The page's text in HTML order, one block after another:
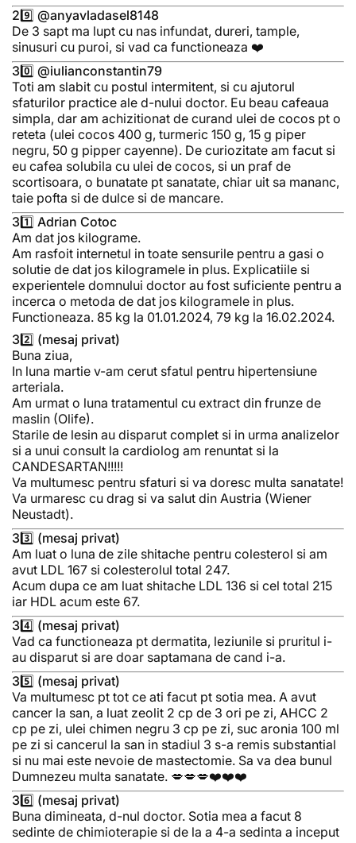
29️⃣ @anyavladasel8148
De 3 sapt ma lupt cu nas infundat, dureri, tample,
sinusuri cu puroi, si vad ca functioneaza ❤️
30️⃣ @iulianconstantin79
Toti am slabit cu postul intermitent, si cu ajutorul
sfaturilor practice ale d-nului doctor. Eu beau cafeaua
simpla, dar am achizitionat de curand ulei de cocos pt o
reteta (ulei cocos 400 g, turmeric 150 g, 15 g piper
negru, 50 g pipper cayenne). De curiozitate am facut si
eu cafea solubila cu ulei de cocos, si un praf de
scortisoara, o bunatate pt sanatate, chiar uit sa mananc,
taie pofta si de dulce si de mancare.
31️⃣ Adrian Cotoc
Am dat jos kilograme.
Am rasfoit internetul in toate sensurile pentru a gasi o
solutie de dat jos kilogramele in plus. Explicatiile si
experientele domnului doctor au fost suficiente pentru a
incerca o metoda de dat jos kilogramele in plus.
Functioneaza. 85 kg la 01.01.2024, 79 kg la 16.02.2024.
32️⃣ (mesaj privat)
Buna ziua,
In luna martie v-am cerut sfatul pentru hipertensiune
arteriala.
Am urmat o luna tratamentul cu extract din frunze de
maslin (Olife).
Starile de lesin au disparut complet si in urma analizelor
si a unui consult la cardiolog am renuntat si la
CANDESARTAN!!!!!
Va multumesc pentru sfaturi si va doresc multa sanatate!
Va urmaresc cu drag si va salut din Austria (Wiener
Neustadt).
33️⃣ (mesaj privat)
Am luat o luna de zile shitache pentru colesterol si am
avut LDL 167 si colesterolul total 247.
Acum dupa ce am luat shitache LDL 136 si cel total 215
iar HDL acum este 67.
34️⃣ (mesaj privat)
Vad ca functioneaza pt dermatita, leziunile si pruritul i-
au disparut si are doar saptamana de cand i-a.
35️⃣ (mesaj privat)
Va multumesc pt tot ce ati facut pt sotia mea. A avut
cancer la san, a luat zeolit 2 cp de 3 ori pe zi, AHCC 2
cp pe zi, ulei chimen negru 3 cp pe zi, suc aronia 100 ml
pe zi si cancerul la san in stadiul 3 s-a remis substantial
si nu mai este nevoie de mastectomie. Sa va dea bunul
Dumnezeu multa sanatate. 💋💋💋❤️❤️❤️
36️⃣ (mesaj privat)
Buna dimineata, d-nul doctor. Sotia mea a facut 8
sedinte de chimioterapie si de la a 4-a sedinta a inceput